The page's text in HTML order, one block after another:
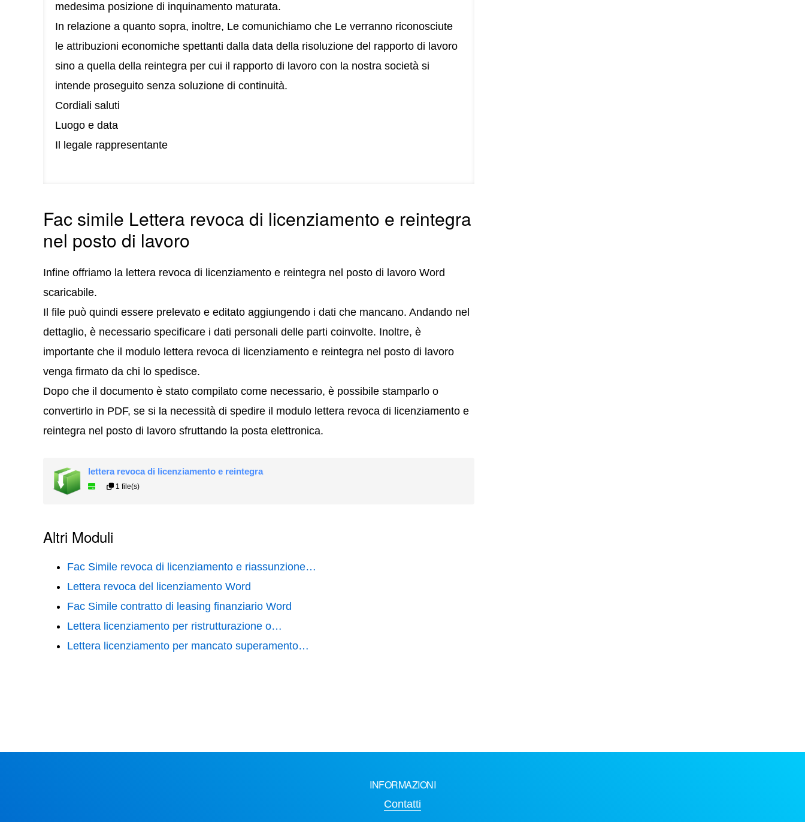
medesima posizione di inquinamento maturata.
In relazione a quanto sopra, inoltre, Le comunichiamo che Le verranno riconosciute
le attribuzioni economiche spettanti dalla data della risoluzione del rapporto di lavoro
sino a quella della reintegra per cui il rapporto di lavoro con la nostra società si
intende proseguito senza soluzione di continuità.
Cordiali saluti
Luogo e data
Il legale rappresentante
Fac simile Lettera revoca di licenziamento e reintegra
nel posto di lavoro
Infine offriamo la lettera revoca di licenziamento e reintegra nel posto di lavoro Word
scaricabile.
Il file può quindi essere prelevato e editato aggiungendo i dati che mancano. Andando nel
dettaglio, è necessario specificare i dati personali delle parti coinvolte. Inoltre, è
importante che il modulo lettera revoca di licenziamento e reintegra nel posto di lavoro
venga firmato da chi lo spedisce.
Dopo che il documento è stato compilato come necessario, è possibile stamparlo o
convertirlo in PDF, se si la necessità di spedire il modulo lettera revoca di licenziamento e
reintegra nel posto di lavoro sfruttando la posta elettronica.
lettera revoca di licenziamento e reintegra
1 file(s)
Altri Moduli
Fac Simile revoca di licenziamento e riassunzione…
Lettera revoca del licenziamento Word
Fac Simile contratto di leasing finanziario Word
Lettera licenziamento per ristrutturazione o…
Lettera licenziamento per mancato superamento…
INFORMAZIONI
Contatti